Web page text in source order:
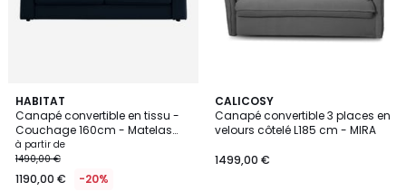
HABITAT
Canapé convertible en tissu -
Couchage 160cm - Matelas
16cm VIENNE
à partir de
1490,00 €
1190,00 € -20%
3
Couleurs
CALICOSY
Canapé convertible 3 places en
velours côtelé L185 cm - MIRA
1499,00 €
2
Couleurs